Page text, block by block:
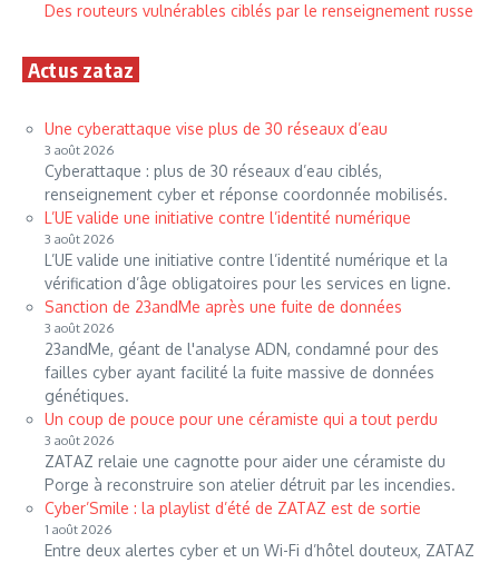
Des routeurs vulnérables ciblés par le renseignement russe
Actus zataz
Une cyberattaque vise plus de 30 réseaux d’eau
3 août 2026
Cyberattaque : plus de 30 réseaux d’eau ciblés,
renseignement cyber et réponse coordonnée mobilisés.
L’UE valide une initiative contre l’identité numérique
3 août 2026
L’UE valide une initiative contre l’identité numérique et la
vérification d’âge obligatoires pour les services en ligne.
Sanction de 23andMe après une fuite de données
3 août 2026
23andMe, géant de l'analyse ADN, condamné pour des
failles cyber ayant facilité la fuite massive de données
génétiques.
Un coup de pouce pour une céramiste qui a tout perdu
3 août 2026
ZATAZ relaie une cagnotte pour aider une céramiste du
Porge à reconstruire son atelier détruit par les incendies.
Cyber’Smile : la playlist d’été de ZATAZ est de sortie
1 août 2026
Entre deux alertes cyber et un Wi-Fi d’hôtel douteux, ZATAZ